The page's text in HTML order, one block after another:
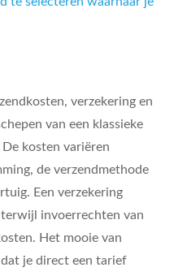
verzekering en
van een klassieke
kosten variëren
de verzendmethode
Een verzekering
invoerrechten van
Het mooie van
je direct een tarief